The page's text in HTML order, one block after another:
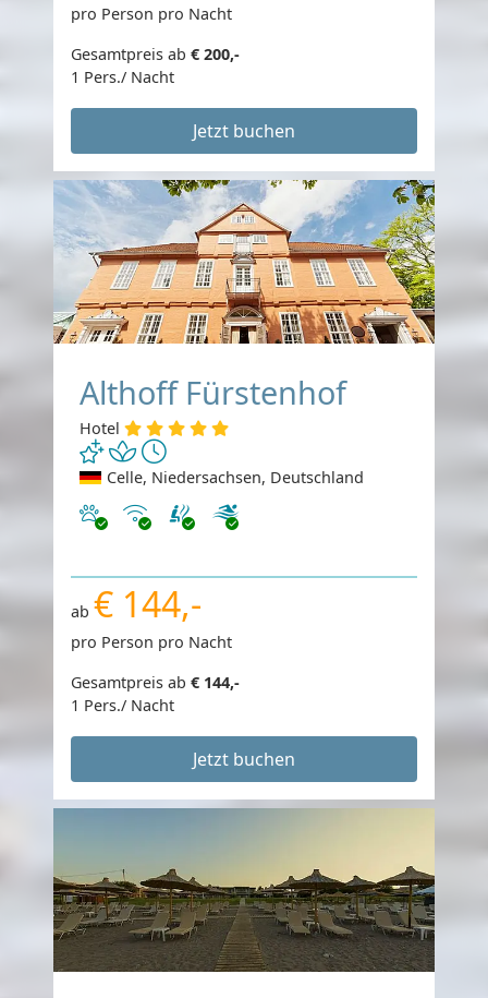
pro Person pro Nacht
Gesamtpreis ab € 200,-
1 Pers./ Nacht
Jetzt buchen
Althoff Fürstenhof
Hotel
Celle, Niedersachsen, Deutschland
Haustiere erlaubt
Internet
ab € 144,-
pro Person pro Nacht
Gesamtpreis ab € 144,-
1 Pers./ Nacht
Jetzt buchen